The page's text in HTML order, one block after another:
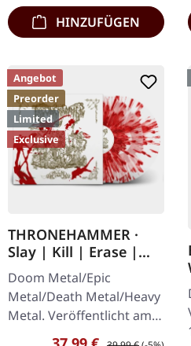
HINZUFÜGEN
Angebot
Preorder
Limited
Exclusive
THRONEHAMMER ·
Slay | Kill | Erase |
BLOOD SPLATTER 2LP
Doom Metal/Epic
Metal/Death Metal/Heavy
Metal. Veröffentlicht am
09.10.2026, auf Supreme
Verkaufspreis:
Regulärer Preis: